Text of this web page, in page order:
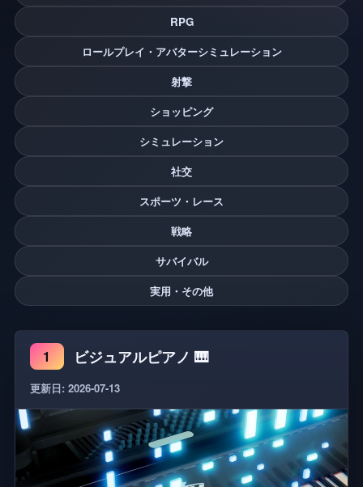
RPG
ロールプレイ・アバターシミュレーション
射撃
ショッピング
シミュレーション
社交
スポーツ・レース
戦略
サバイバル
実用・その他
1 ビジュアルピアノ 🎹
更新日: 2026-07-13